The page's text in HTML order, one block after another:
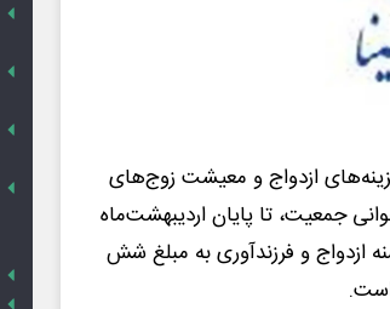
ازدواج و معیشت زوج‌های
جمعیت، تا پایان اردیبهشت‌ماه
فقره وام قرض‌الحسنه ازدواج و فرزندآوری به مبلغ شش